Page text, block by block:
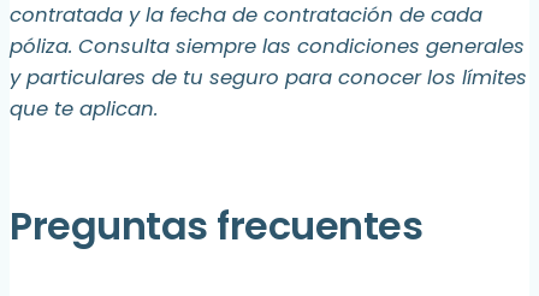
contratada y la fecha de contratación de cada
póliza. Consulta siempre las condiciones generales
y particulares de tu seguro para conocer los límites
que te aplican.
Preguntas frecuentes